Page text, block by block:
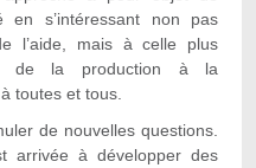
s’intéressant non pas
l’aide, mais à celle plus
de la production à la
toutes et tous.
de nouvelles questions.
arrivée à développer des